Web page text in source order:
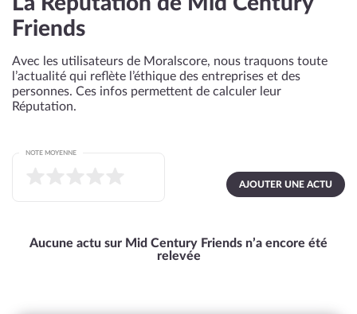
Friends
Avec les utilisateurs de Moralscore, nous traquons toute
l’actualité qui reflète l’éthique des entreprises et des
personnes. Ces infos permettent de calculer leur
Réputation.
AJOUTER UNE ACTU
NOTE MOYENNE
Aucune actu sur Mid Century Friends n’a encore été
relevée